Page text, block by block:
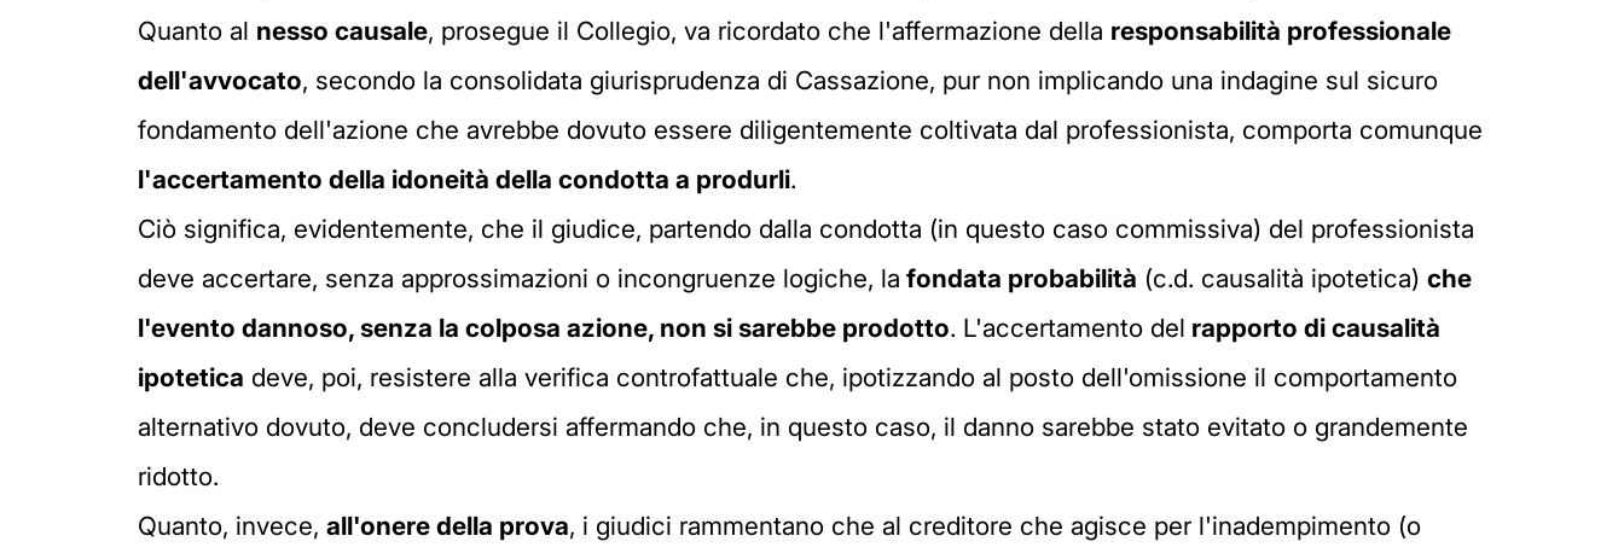
Quanto al nesso causale, prosegue il Collegio, va ricordato che l'affermazione della responsabilità professionale
dell'avvocato, secondo la consolidata giurisprudenza di Cassazione, pur non implicando una indagine sul sicuro
fondamento dell'azione che avrebbe dovuto essere diligentemente coltivata dal professionista, comporta comunque
l'accertamento della idoneità della condotta a produrli.
Ciò significa, evidentemente, che il giudice, partendo dalla condotta (in questo caso commissiva) del professionista
deve accertare, senza approssimazioni o incongruenze logiche, la fondata probabilità (c.d. causalità ipotetica) che
l'evento dannoso, senza la colposa azione, non si sarebbe prodotto. L'accertamento del rapporto di causalità
ipotetica deve, poi, resistere alla verifica controfattuale che, ipotizzando al posto dell'omissione il comportamento
alternativo dovuto, deve concludersi affermando che, in questo caso, il danno sarebbe stato evitato o grandemente
ridotto.
Quanto, invece, all'onere della prova, i giudici rammentano che al creditore che agisce per l'inadempimento (o